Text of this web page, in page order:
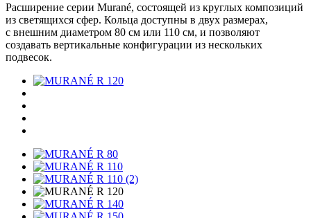
Расширение серии Murané, состоящей из круглых композиций
из светящихся сфер. Кольца доступны в двух размерах,
с внешним диаметром 80 см или 110 см, и позволяют
создавать вертикальные конфигурации из нескольких
подвесок.